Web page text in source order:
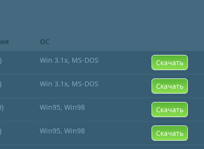
ОС
Win 3.1x, MS-DOS Скачать
Win 3.1x, MS-DOS Скачать
Win95, Win98 Скачать
Win95, Win98 Скачать